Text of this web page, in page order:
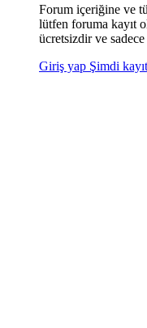
Forum içeriğine ve
lütfen foruma kayıt
ücretsizdir ve sadece
Giriş yap Şimdi